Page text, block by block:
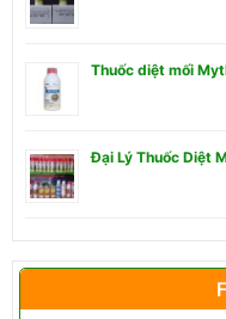
Thuốc diệt mối
Đại Lý Thuốc Diệt